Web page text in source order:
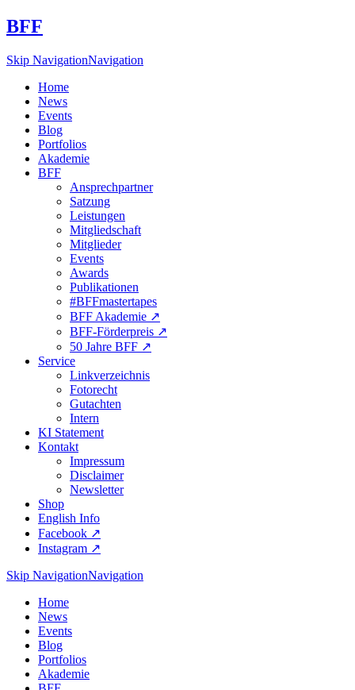
BFF
Skip NavigationNavigation
Home
News
Events
Blog
Portfolios
Akademie
BFF
Ansprechpartner
Satzung
Leistungen
Mitgliedschaft
Mitglieder
Events
Awards
Publikationen
#BFFmastertapes
BFF Akademie ↗︎
BFF-Förderpreis ↗︎
50 Jahre BFF ↗︎
Service
Linkverzeichnis
Fotorecht
Gutachten
Intern
KI Statement
Kontakt
Impressum
Disclaimer
Newsletter
Shop
English Info
Facebook ↗︎
Instagram ↗︎
Skip NavigationNavigation
Home
News
Events
Blog
Portfolios
Akademie